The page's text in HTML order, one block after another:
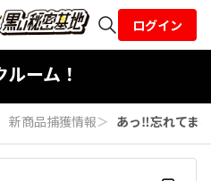
ログイン
ルーム！
新商品捕獲情報＞ あっ‼️忘れてま